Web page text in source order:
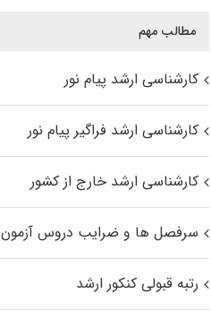
مطالب مهم
کارشناسی ارشد پیام نور
کارشناسی ارشد فراگیر پیام نور
کارشناسی ارشد خارج از کشور
سرفصل ها و ضرایب دروس آزمون
رتبه قبولی کنکور ارشد